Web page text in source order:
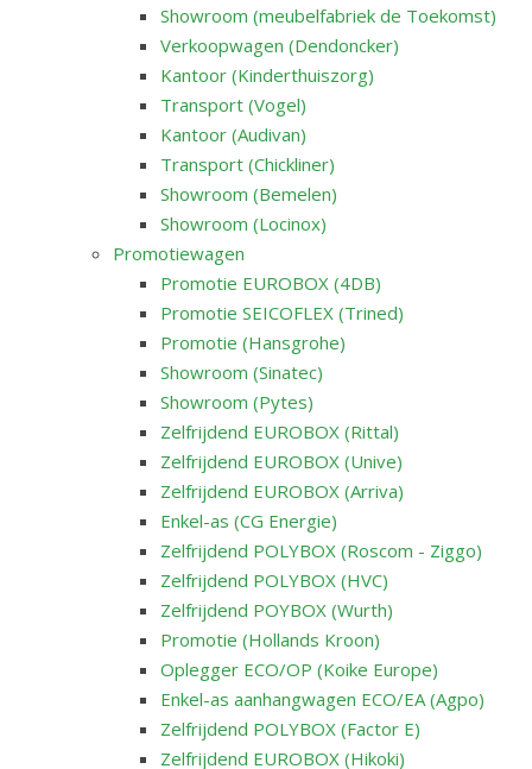
Showroom (meubelfabriek de Toekomst)
Verkoopwagen (Dendoncker)
Kantoor (Kinderthuiszorg)
Transport (Vogel)
Kantoor (Audivan)
Transport (Chickliner)
Showroom (Bemelen)
Showroom (Locinox)
Promotiewagen
Promotie EUROBOX (4DB)
Promotie SEICOFLEX (Trined)
Promotie (Hansgrohe)
Showroom (Sinatec)
Showroom (Pytes)
Zelfrijdend EUROBOX (Rittal)
Zelfrijdend EUROBOX (Unive)
Zelfrijdend EUROBOX (Arriva)
Enkel-as (CG Energie)
Zelfrijdend POLYBOX (Roscom - Ziggo)
Zelfrijdend POLYBOX (HVC)
Zelfrijdend POYBOX (Wurth)
Promotie (Hollands Kroon)
Oplegger ECO/OP (Koike Europe)
Enkel-as aanhangwagen ECO/EA (Agpo)
Zelfrijdend POLYBOX (Factor E)
Zelfrijdend EUROBOX (Hikoki)